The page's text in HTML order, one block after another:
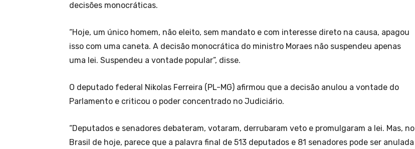
decisões monocráticas.
“Hoje, um único homem, não eleito, sem mandato e com interesse direto na causa, apagou
isso com uma caneta. A decisão monocrática do ministro Moraes não suspendeu apenas
uma lei. Suspendeu a vontade popular”, disse.
O deputado federal Nikolas Ferreira (PL-MG) afirmou que a decisão anulou a vontade do
Parlamento e criticou o poder concentrado no Judiciário.
“Deputados e senadores debateram, votaram, derrubaram veto e promulgaram a lei. Mas, no
Brasil de hoje, parece que a palavra final de 513 deputados e 81 senadores pode ser anulada